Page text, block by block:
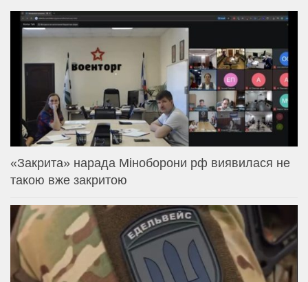
«Закрита» нарада Міноборони рф виявилася не
такою вже закритою